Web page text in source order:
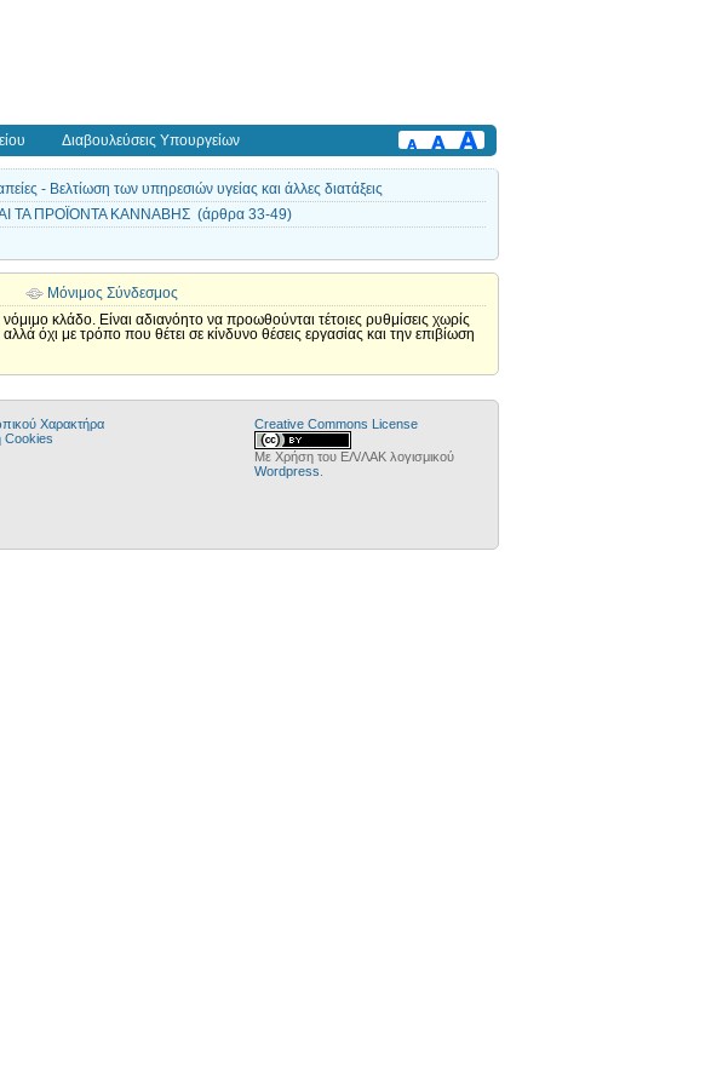
Διαβουλεύσεις Υπουργείων
- Βελτίωση των υπηρεσιών υγείας και άλλες διατάξεις
TA ΠΡΟΪΟΝΤΑ ΚΑΝΝΑΒΗΣ (άρθρα 33-49)
Μόνιμος Σύνδεσμος
κλάδο. Είναι αδιανόητο να προωθούνται τέτοιες ρυθμίσεις χωρίς
όχι με τρόπο που θέτει σε κίνδυνο θέσεις εργασίας και την επιβίωση
Χαρακτήρα
Cookies
Creative Commons License
Με Χρήση του ΕΛ/ΛΑΚ λογισμικού
Wordpress